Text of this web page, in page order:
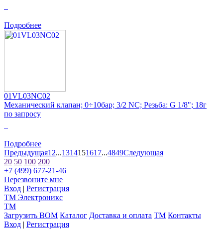
Подробнее
01VL03NC02
Механический клапан; 0÷10бар; 3/2 NC; Резьба: G 1/8"; 18г
по запросу
Подробнее
Предыдущая1 2...1314151617...4849Следующая
20 50 100 200
+7 (499) 677-21-46
Перезвоните мне
Вход | Регистрация
TM Электроникс
TM
Загрузить BOM Каталог Доставка и оплата TM Контакты
Вход | Регистрация